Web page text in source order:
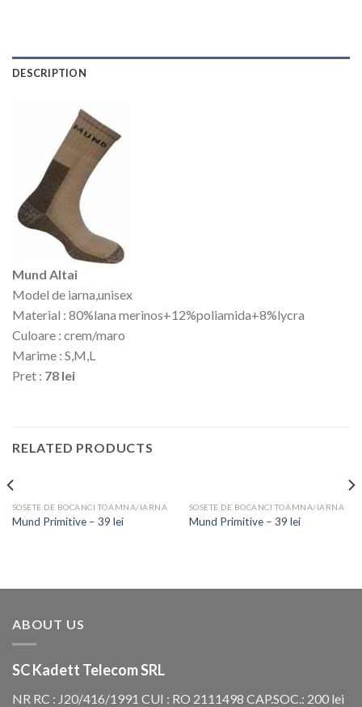
DESCRIPTION
Mund Altai
Model de iarna,unisex
Material : 80%lana merinos+12%poliamida+8%lycra
Culoare : crem/maro
Marime : S,M,L
Pret : 78 lei
RELATED PRODUCTS
SOSETE DE BOCANCI TOAMNA/IARNA
Mund Primitive – 39 lei
SOSETE DE BOCANCI TOAMNA/IARNA
Mund Primitive – 39 lei
ABOUT US
SC Kadett Telecom SRL
NR RC : J20/416/1991 CUI : RO 2111498 CAP.SOC.: 200 lei